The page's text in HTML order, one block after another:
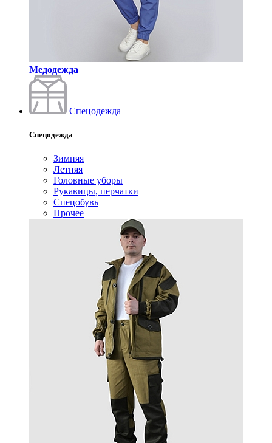
Медодежда
Спецодежда
Спецодежда
Зимняя
Летняя
Головные уборы
Рукавицы, перчатки
Спецобувь
Прочее